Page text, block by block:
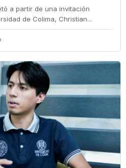
a partir de una invitación
de Colima, Christian...